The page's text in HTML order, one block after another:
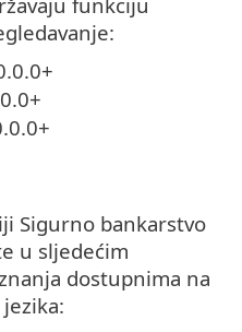
Sigurno bankarstvo
u sljedećim
dostupnima na